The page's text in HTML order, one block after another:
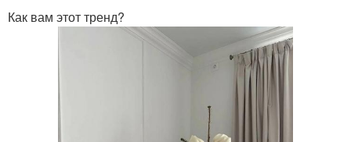
Как вам этот тренд?